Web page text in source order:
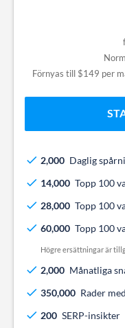
Förnyas till $149 per
2,000 Daglig
14,000 Topp 100
28,000 Topp 100
60,000 Topp 100
Högre ersättningar är
2,000 Månatliga
350,000 Rader
200 SERP-insikter